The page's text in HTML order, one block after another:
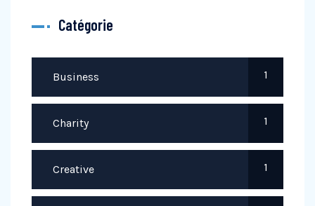
Catégorie
Business 1
Charity 1
Creative 1